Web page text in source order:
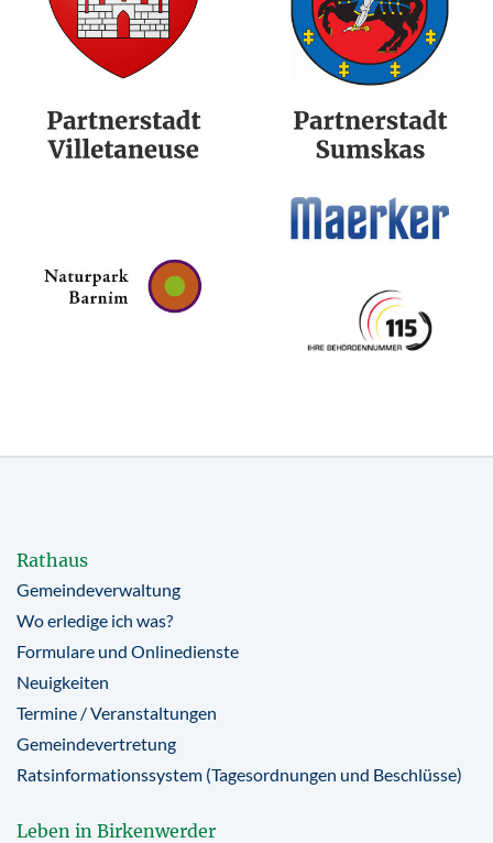
Rathaus
Gemeindeverwaltung
Wo erledige ich was?
Formulare und Onlinedienste
Neuigkeiten
Termine / Veranstaltungen
Gemeindevertretung
Ratsinformationssystem (Tagesordnungen und Beschlüsse)
Leben in Birkenwerder